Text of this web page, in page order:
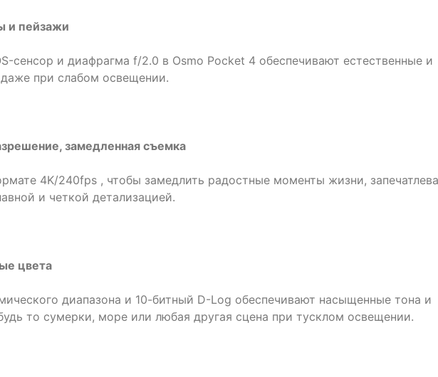
и пейзажи
сенсор и диафрагма f/2.0 в Osmo Pocket 4 обеспечивают естественные и
при слабом освещении.
замедленная съемка
4K/240fps , чтобы замедлить радостные моменты жизни,
и четкой детализацией.
цвета
диапазона и 10-битный D-Log обеспечивают насыщенные тона и
то сумерки, море или любая другая сцена при тусклом освещении.